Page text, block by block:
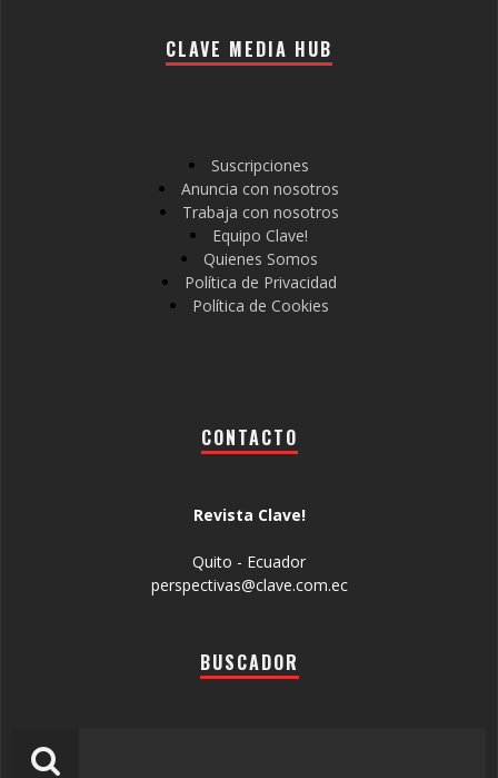
CLAVE MEDIA HUB
Suscripciones
Anuncia con nosotros
Trabaja con nosotros
Equipo Clave!
Quienes Somos
Política de Privacidad
Política de Cookies
CONTACTO
Revista Clave!
Quito - Ecuador
perspectivas@clave.com.ec
BUSCADOR